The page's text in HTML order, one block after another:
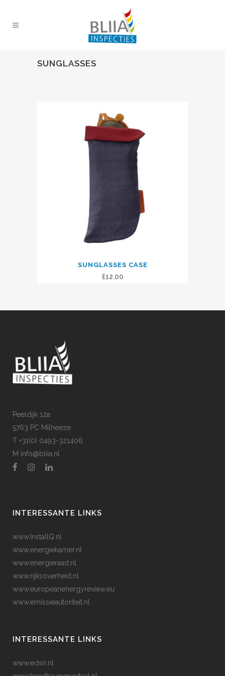
SUNGLASSES
SUNGLASSES CASE
£12.00
Peeldijk 12a
5763 PC Milheeze
T +31(0) 0493-321406
M info@bliia.nl
INTERESSANTE LINKS
www.InstallQ.nl
www.energiekamer.nl
www.energieraad.nl
www.rijksoverheid.nl
www.europeanenergyreview.eu
www.emissieautoriteit.nl
INTERESSANTE LINKS
www.edsn.nl